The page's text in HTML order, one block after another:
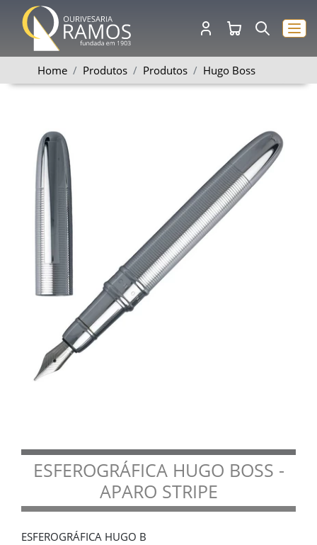
Home Produtos Produtos Hugo Boss
ESFEROGRÁFICA HUGO BOSS -
APARO STRIPE
ESFEROGRÁFICA HUGO B